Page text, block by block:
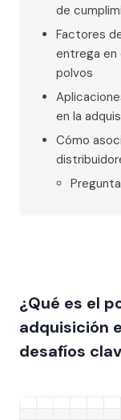
de
Factores
entrega en
polvos
en la
Cómo
¿Qué es el
adquisición
desafíos